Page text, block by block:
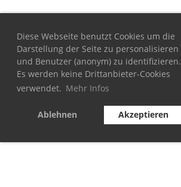
Diese Webseite benutzt Cookies um die
Darstellung der Seite zu personalisieren
und Benutzer (anonym) zu identifizieren.
Es werden keine Drittanbieter-Cookies
verwendet. Mehr Infos
Ablehnen Akzeptieren